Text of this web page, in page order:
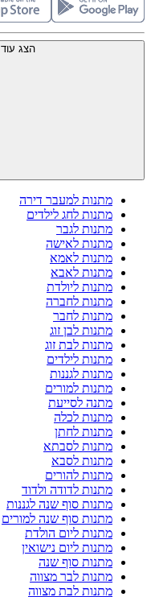
הצג עוד
מתנות למעבר דירה
מתנות לחג לילדים
מתנות לגבר
מתנות לאישה
מתנות לאמא
מתנות לאבא
מתנות ליולדת
מתנות לחברה
מתנות לחבר
מתנות לבן זוג
מתנות לבת זוג
מתנות לילדים
מתנות לגננות
מתנות למורים
מתנה לסייעת
מתנות לכלה
מתנות לחתן
מתנות לסבתא
מתנות לסבא
מתנות להורים
מתנות לדודה ולדוד
מתנות סוף שנה לגננות
מתנות סוף שנה למורים
מתנות ליום הולדת
מתנות ליום נישואין
מתנות סוף שנה
מתנות לבר מצווה
מתנות לבת מצווה